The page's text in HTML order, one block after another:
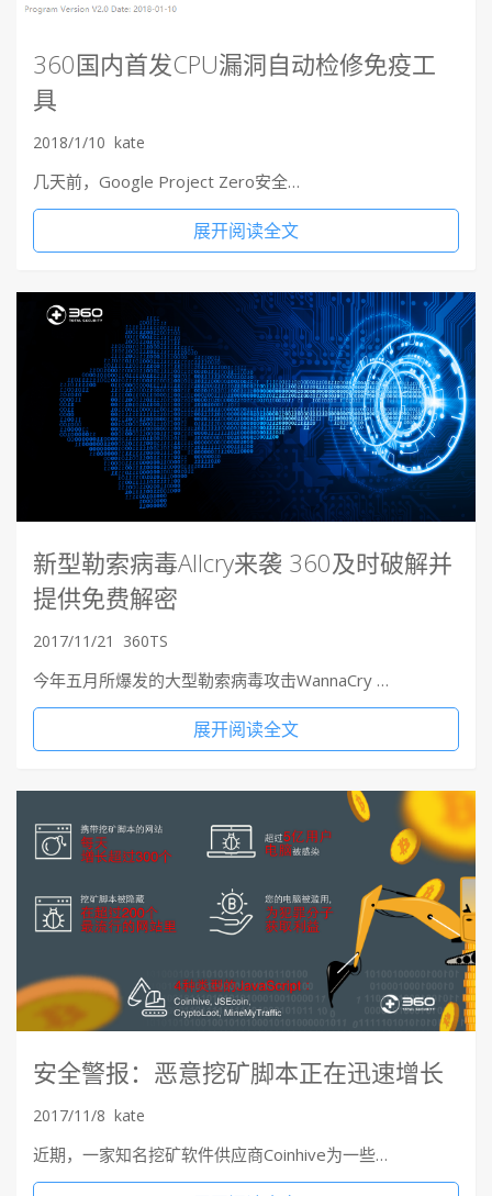
360国内首发CPU漏洞自动检修免疫工
具
2018/1/10 kate
几天前，Google Project Zero安全…
展开阅读全文
新型勒索病毒Allcry来袭 360及时破解并
提供免费解密
2017/11/21 360TS
今年五月所爆发的大型勒索病毒攻击WannaCry …
展开阅读全文
安全警报：恶意挖矿脚本正在迅速增长
2017/11/8 kate
近期，一家知名挖矿软件供应商Coinhive为一些…